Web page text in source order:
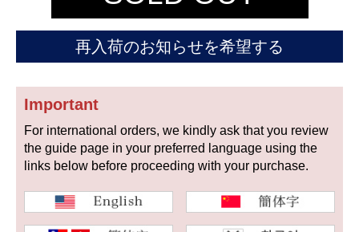
ヴァシュロン
新品 未使用品
再入荷のお知らせを希望する
Important
For international orders, we kindly ask that you review
the guide page in your preferred language using the
links below before proceeding with your purchase.